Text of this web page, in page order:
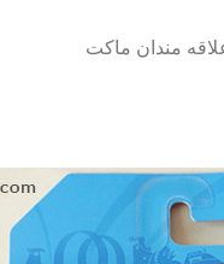
مندان ماکت